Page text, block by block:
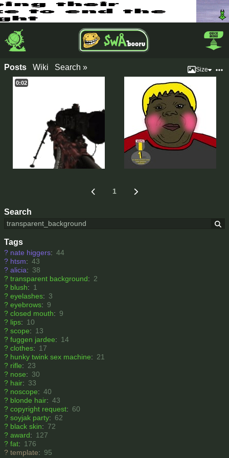
Search
Tags
? nate higgers: 44
? htsm: 43
? alicia: 38
? transparent background: 2
? blush: 1
? eyelashes: 3
? eyebrows: 9
? closed mouth: 9
? lips: 10
? scope: 13
? fuggen jardee: 14
? clothes: 17
? hunky twink sex machine: 21
? rifle: 23
? nose: 30
? hair: 33
? noscope: 40
? blonde hair: 43
? copyright request: 60
? soyjak party: 62
? black skin: 72
? award: 127
? fat: 176
? template: 95
Posts Wiki Search » Size
0:02
1